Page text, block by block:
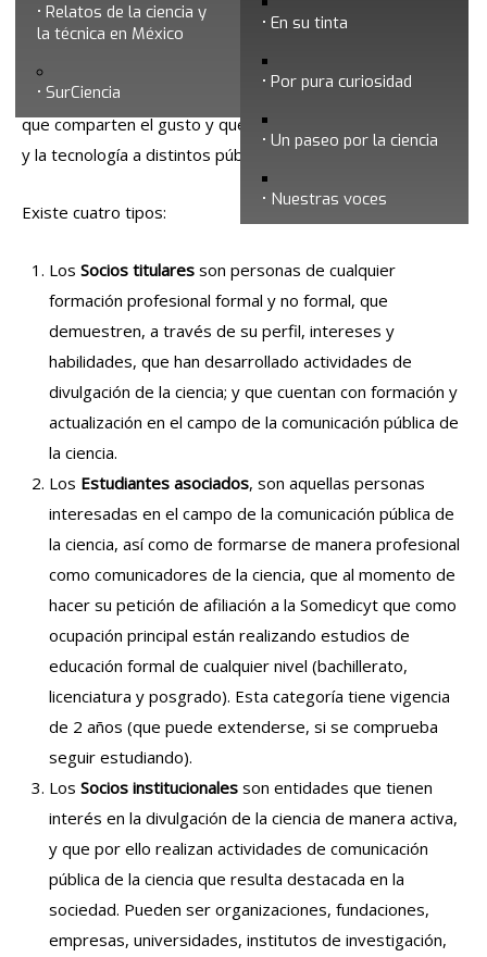
En su tinta
Por pura curiosidad
Un paseo por la ciencia
Nuestras voces
Relatos de la ciencia y
la técnica en México
SurCiencia
Lossocios de la SOMEDICyT
son personas o instituciones
que comparten el gusto y quehacer de comunicar la ciencia
y la tecnología a distintos públicos.
Existe cuatro tipos:
Los Socios titulares son personas de cualquier
formación profesional formal y no formal, que
demuestren, a través de su perfil, intereses y
habilidades, que han desarrollado actividades de
divulgación de la ciencia; y que cuentan con formación y
actualización en el campo de la comunicación pública de
la ciencia.
Los Estudiantes asociados, son aquellas personas
interesadas en el campo de la comunicación pública de
la ciencia, así como de formarse de manera profesional
como comunicadores de la ciencia, que al momento de
hacer su petición de afiliación a la Somedicyt que como
ocupación principal están realizando estudios de
educación formal de cualquier nivel (bachillerato,
licenciatura y posgrado). Esta categoría tiene vigencia
de 2 años (que puede extenderse, si se comprueba
seguir estudiando).
Los Socios institucionales son entidades que tienen
interés en la divulgación de la ciencia de manera activa,
y que por ello realizan actividades de comunicación
pública de la ciencia que resulta destacada en la
sociedad. Pueden ser organizaciones, fundaciones,
empresas, universidades, institutos de investigación,